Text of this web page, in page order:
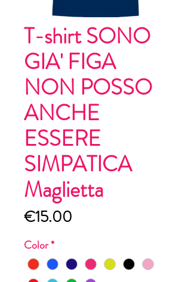
T-shirt SONO
GIA' FIGA
NON POSSO
ANCHE
ESSERE
SIMPATICA
Maglietta
€15.00
Color*